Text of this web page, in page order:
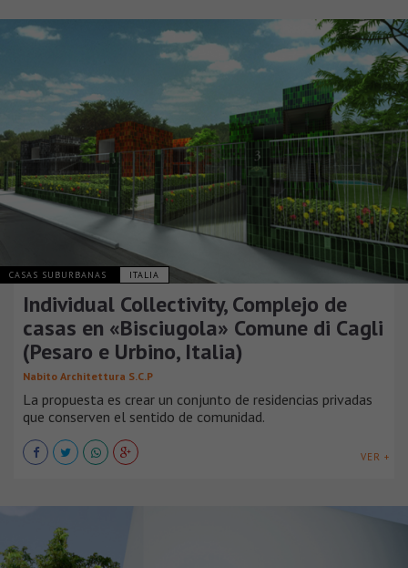
CASAS SUBURBANAS ITALIA
Individual Collectivity, Complejo de
casas en «Bisciugola» Comune di Cagli
(Pesaro e Urbino, Italia)
Nabito Architettura S.C.P
La propuesta es crear un conjunto de residencias privadas
que conserven el sentido de comunidad.
VER +